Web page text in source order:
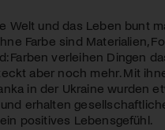
Welt und das Leben bunt
Farbe sind Materialien,
verleihen Dingen
aber noch mehr. Mit
in der Ukraine wurden
erhalten
positives Lebensgefühl.